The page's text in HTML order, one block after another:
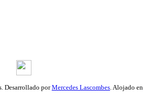
Desarrollado porMercedes Lascombes . Alojado en